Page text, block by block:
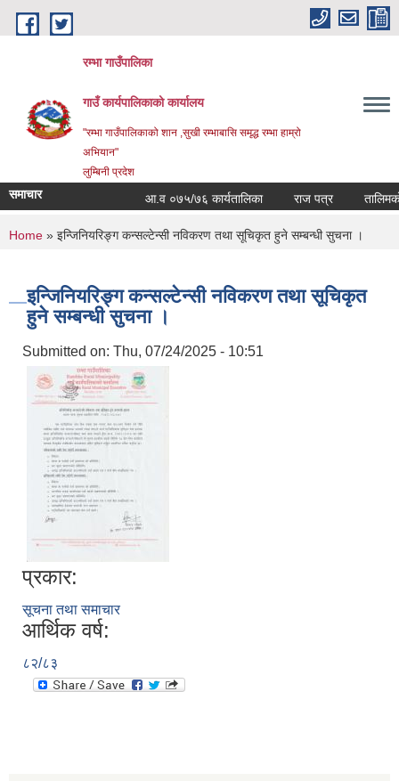
Skip to main content
रम्भा गाउँपालिका
गाउँ कार्यपालिकाको कार्यालय
"रम्भा गाउँपालिकाको शान ,सुखी रम्भाबासि समृद्ध रम्भा हाम्रो
अभियान"
लुम्बिनी प्रदेश
समाचार आ.व ०७५/७६ कार्यतालिका राज पत्र तालिमको
You are here
Home » इन्जिनियरिङ्ग कन्सल्टेन्सी नविकरण तथा सूचिकृत हुने सम्बन्धी सुचना ।
इन्जिनियरिङ्ग कन्सल्टेन्सी नविकरण तथा सूचिकृत
हुने सम्बन्धी सुचना ।
Submitted on: Thu, 07/24/2025 - 10:51
प्रकार:
सूचना तथा समाचार
आर्थिक वर्ष:
८२/८३